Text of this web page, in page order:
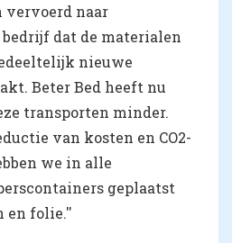
vervoerd naar
bedrijf dat de materialen
nieuwe
Beter Bed heeft nu
transporten minder.
van kosten en CO2-
we in alle
geplaatst
en folie.''